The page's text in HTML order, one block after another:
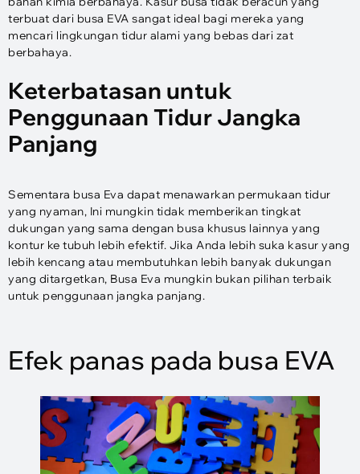
terbuat dari busa EVA sangat ideal bagi mereka yang
mencari lingkungan tidur alami yang bebas dari zat
berbahaya.
Keterbatasan untuk
Penggunaan Tidur Jangka
Panjang
Sementara busa Eva dapat menawarkan permukaan tidur
yang nyaman, Ini mungkin tidak memberikan tingkat
dukungan yang sama dengan busa khusus lainnya yang
kontur ke tubuh lebih efektif. Jika Anda lebih suka kasur yang
lebih kencang atau membutuhkan lebih banyak dukungan
yang ditargetkan, Busa Eva mungkin bukan pilihan terbaik
untuk penggunaan jangka panjang.
Efek panas pada busa EVA